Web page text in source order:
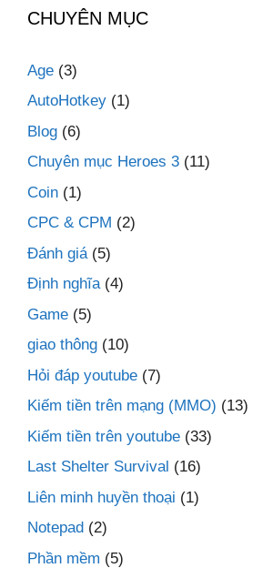
CHUYÊN MỤC
Age (3)
AutoHotkey (1)
Blog (6)
Chuyên mục Heroes 3 (11)
Coin (1)
CPC & CPM (2)
Đánh giá(5)
Định nghĩa(4)
Game (5)
giao thông (10)
Hỏi đáp youtube (7)
Kiếm tiền trên mạng (MMO) (13)
Kiếm tiền trên youtube (33)
Last Shelter Survival (16)
Liên minh huyền thoại (1)
Notepad (2)
Phần mềm (5)